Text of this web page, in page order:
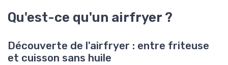
Qu'est-ce qu'un airfryer ?
Découverte de l'airfryer : entre friteuse
et cuisson sans huile